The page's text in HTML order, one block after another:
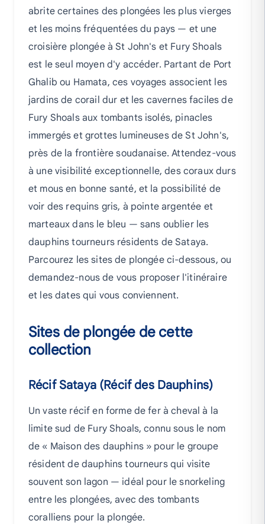
abrite certaines des plongées les plus vierges
et les moins fréquentées du pays — et une
croisière plongée à St John's et Fury Shoals
est le seul moyen d'y accéder. Partant de Port
Ghalib ou Hamata, ces voyages associent les
jardins de corail dur et les cavernes faciles de
Fury Shoals aux tombants isolés, pinacles
immergés et grottes lumineuses de St John's,
près de la frontière soudanaise. Attendez-vous
à une visibilité exceptionnelle, des coraux durs
et mous en bonne santé, et la possibilité de
voir des requins gris, à pointe argentée et
marteaux dans le bleu — sans oublier les
dauphins tourneurs résidents de Sataya.
Parcourez les sites de plongée ci-dessous, ou
demandez-nous de vous proposer l'itinéraire
et les dates qui vous conviennent.
Sites de plongée de cette
collection
Récif Sataya (Récif des Dauphins)
Un vaste récif en forme de fer à cheval à la
limite sud de Fury Shoals, connu sous le nom
de « Maison des dauphins » pour le groupe
résident de dauphins tourneurs qui visite
souvent son lagon — idéal pour le snorkeling
entre les plongées, avec des tombants
coralliens pour la plongée.